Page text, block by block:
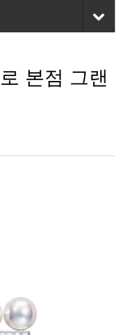
본점 그랜